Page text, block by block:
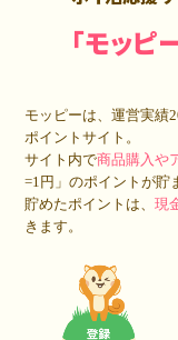
「モッピ
モッピーは、運営実績
ポイントサイト。
サイト内で商品購入や
=1円」のポイントが貯
貯めたポイントは、現
きます。